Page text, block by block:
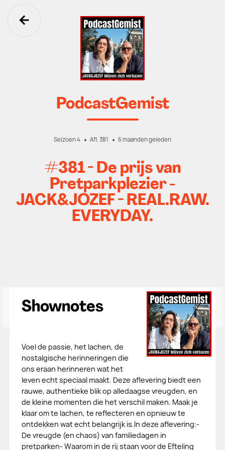
Ga terug
PodcastGemist
Seizoen 4 Afl. 381 6 maanden geleden
#381 - De prijs van
Pretparkplezier -
JACK&JOZEF - REAL.RAW.
EVERYDAY.
Shownotes
Voel de passie, het lachen, de
nostalgische herinneringen die
ons eraan herinneren wat het
leven echt speciaal maakt. Deze aflevering biedt een
rauwe, authentieke blik op alledaagse vreugden, en
de kleine momenten die het verschil maken. Maak je
klaar om te lachen, te reflecteren en opnieuw te
ontdekken wat echt belangrijk is.In deze aflevering:-
De vreugde (en chaos) van familiedagen in
pretparken- Waarom in de rij staan voor de Efteling